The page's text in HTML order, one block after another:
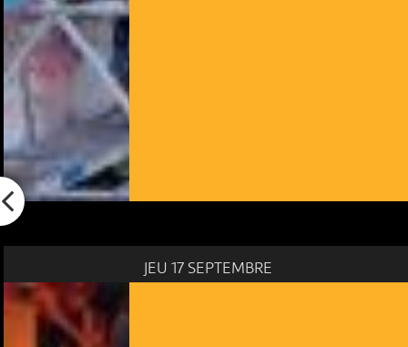
JEU 17 SEPTEMBRE